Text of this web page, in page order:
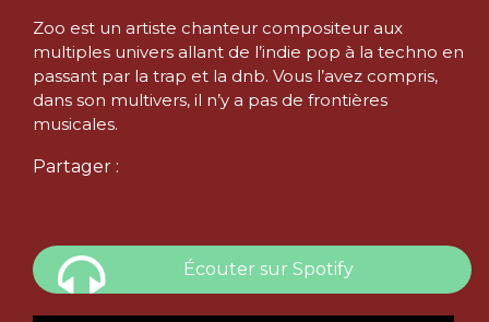
Zoo est un artiste chanteur compositeur aux
multiples univers allant de l’indie pop à la techno en
passant par la trap et la dnb. Vous l’avez compris,
dans son multivers, il n’y a pas de frontières
musicales.
Partager :
Écouter sur Spotify